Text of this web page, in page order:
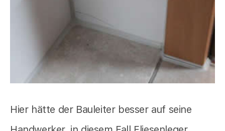
Hier hätte der Bauleiter besser auf seine